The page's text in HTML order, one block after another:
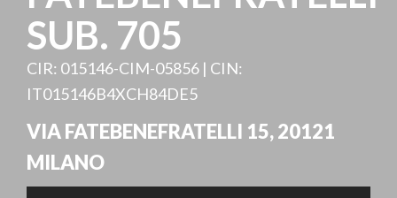
SUB. 705
CIR: 015146-CIM-05856 | CIN:
IT015146B4XCH84DE5
VIA FATEBENEFRATELLI 15,20121
MILANO